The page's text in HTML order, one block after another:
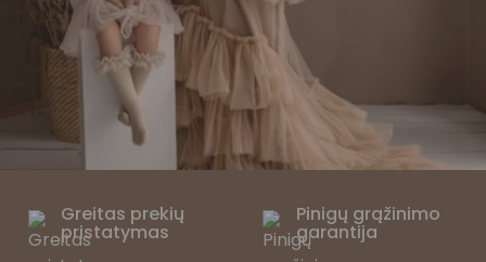
Greitas prekių
pristatymas
Pinigų grąžinimo
garantija